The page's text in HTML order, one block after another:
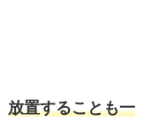
放置することも一